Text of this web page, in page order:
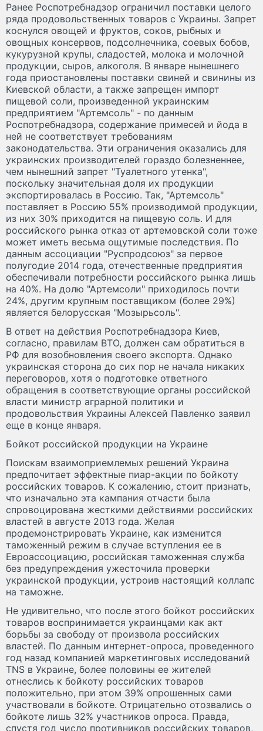
Ранее Роспотребнадзор ограничил поставки целого
ряда продовольственных товаров с Украины. Запрет
коснулся овощей и фруктов, соков, рыбных и
овощных консервов, подсолнечника, соевых бобов,
кукурузной крупы, сладостей, молока и молочной
продукции, сыров, алкоголя. В январе нынешнего
года приостановлены поставки свиней и свинины из
Киевской области, а также запрещен импорт
пищевой соли, произведенной украинским
предприятием "Артемсоль" - по данным
Роспотребнадзора, содержание примесей и йода в
ней не соответствует требованиям
законодательства. Эти ограничения оказались для
украинских производителей гораздо болезненнее,
чем нынешний запрет "Туалетного утенка",
поскольку значительная доля их продукции
экспортировалась в Россию. Так, "Артемсоль"
поставляет в Россию 55% производимой продукции,
из них 30% приходится на пищевую соль. И для
российского рынка отказ от артемовской соли тоже
может иметь весьма ощутимые последствия. По
данным ассоциации "Руспродсоюз" за первое
полугодие 2014 года, отечественные предприятия
обеспечивали потребности российского рынка лишь
на 40%. На долю "Артемсоли" приходилось почти
24%, другим крупным поставщиком (более 29%)
является белорусская "Мозырьсоль".
В ответ на действия Роспотребнадзора Киев,
согласно, правилам ВТО, должен сам обратиться в
РФ для возобновления своего экспорта. Однако
украинская сторона до сих пор не начала никаких
переговоров, хотя о подготовке ответного
обращения в соответствующие органы российской
власти министр аграрной политики и
продовольствия Украины Алексей Павленко заявил
еще в конце января.
Бойкот российской продукции на Украине
Поискам взаимоприемлемых решений Украина
предпочитает эффектные пиар-акции по бойкоту
российских товаров. К сожалению, стоит признать,
что изначально эта кампания отчасти была
спровоцирована жесткими действиями российских
властей в августе 2013 года. Желая
продемонстрировать Украине, как изменится
таможенный режим в случае вступления ее в
Евроассоциацию, российская таможенная служба
без предупреждения ужесточила проверки
украинской продукции, устроив настоящий коллапс
на таможне.
Не удивительно, что после этого бойкот российских
товаров воспринимается украинцами как акт
борьбы за свободу от произвола российских
властей. По данным интернет-опроса, проведенного
год назад компанией маркетинговых исследований
TNS в Украине, более половины ее жителей
отнеслись к бойкоту российских товаров
положительно, при этом 39% опрошенных сами
участвовали в бойкоте. Отрицательно отозвались о
бойкоте лишь 32% участников опроса. Правда,
спустя год число противников российских товаров,